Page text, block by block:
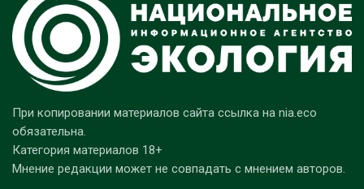
При копировании материалов сайта ссылка на nia.eco
обязательна.
Категория материалов 18+
Мнение редакции может не совпадать с мнением авторов.